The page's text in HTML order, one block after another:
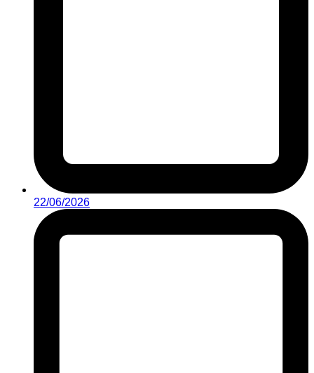
22/06/2026